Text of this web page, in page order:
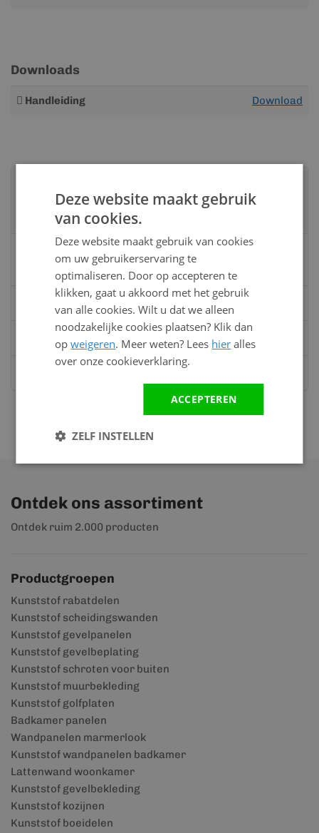
Downloads
Meer
Handleiding Download
Neem contact op met een van onze
specialisten
Vandaag bereikbaar
van 08:00 tot 17:00 uur
0528 - 355190
info@kunststofbouwmateriaal.nl
Ontdek ons assortiment
Ontdek ruim 2.000 producten
Productgroepen
Kunststof rabatdelen
Kunststof scheidingswanden
Kunststof gevelpanelen
Kunststof gevelbeplating
Kunststof schroten voor buiten
Kunststof muurbekleding
Kunststof golfplaten
Badkamer panelen
Wandpanelen marmerlook
Kunststof wandpanelen badkamer
Lattenwand woonkamer
Kunststof gevelbekleding
Kunststof kozijnen
Kunststof boeidelen
Deze website maakt gebruik
van cookies.
Deze website maakt gebruik van cookies
om uw gebruikerservaring te
optimaliseren. Door op accepteren te
klikken, gaat u akkoord met het gebruik
van alle cookies. Wilt u dat we alleen
noodzakelijke cookies plaatsen? Klik dan
opweigeren. Meer weten? Lees hier alles
over onze cookieverklaring.
ACCEPTEREN
ZELF INSTELLEN